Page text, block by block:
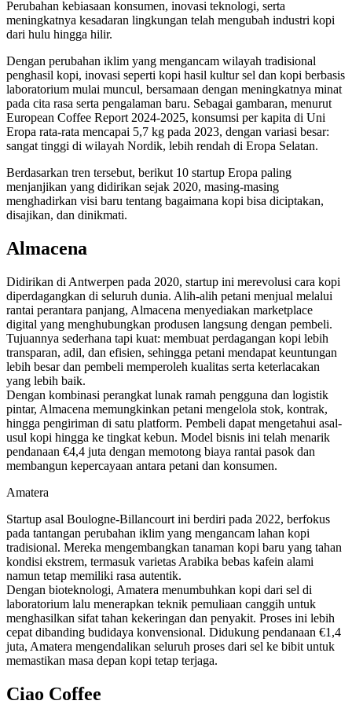
Perubahan kebiasaan konsumen, inovasi teknologi, serta
meningkatnya kesadaran lingkungan telah mengubah industri kopi
dari hulu hingga hilir.
Dengan perubahan iklim yang mengancam wilayah tradisional
penghasil kopi, inovasi seperti kopi hasil kultur sel dan kopi berbasis
laboratorium mulai muncul, bersamaan dengan meningkatnya minat
pada cita rasa serta pengalaman baru. Sebagai gambaran, menurut
European Coffee Report 2024-2025, konsumsi per kapita di Uni
Eropa rata-rata mencapai 5,7 kg pada 2023, dengan variasi besar:
sangat tinggi di wilayah Nordik, lebih rendah di Eropa Selatan.
Berdasarkan tren tersebut, berikut 10 startup Eropa paling
menjanjikan yang didirikan sejak 2020, masing-masing
menghadirkan visi baru tentang bagaimana kopi bisa diciptakan,
disajikan, dan dinikmati.
Almacena
Didirikan di Antwerpen pada 2020, startup ini merevolusi cara kopi
diperdagangkan di seluruh dunia. Alih-alih petani menjual melalui
rantai perantara panjang, Almacena menyediakan marketplace
digital yang menghubungkan produsen langsung dengan pembeli.
Tujuannya sederhana tapi kuat: membuat perdagangan kopi lebih
transparan, adil, dan efisien, sehingga petani mendapat keuntungan
lebih besar dan pembeli memperoleh kualitas serta keterlacakan
yang lebih baik.
Dengan kombinasi perangkat lunak ramah pengguna dan logistik
pintar, Almacena memungkinkan petani mengelola stok, kontrak,
hingga pengiriman di satu platform. Pembeli dapat mengetahui asal-
usul kopi hingga ke tingkat kebun. Model bisnis ini telah menarik
pendanaan €4,4 juta dengan memotong biaya rantai pasok dan
membangun kepercayaan antara petani dan konsumen.
Amatera
Startup asal Boulogne-Billancourt ini berdiri pada 2022, berfokus
pada tantangan perubahan iklim yang mengancam lahan kopi
tradisional. Mereka mengembangkan tanaman kopi baru yang tahan
kondisi ekstrem, termasuk varietas Arabika bebas kafein alami
namun tetap memiliki rasa autentik.
Dengan bioteknologi, Amatera menumbuhkan kopi dari sel di
laboratorium lalu menerapkan teknik pemuliaan canggih untuk
menghasilkan sifat tahan kekeringan dan penyakit. Proses ini lebih
cepat dibanding budidaya konvensional. Didukung pendanaan €1,4
juta, Amatera mengendalikan seluruh proses dari sel ke bibit untuk
memastikan masa depan kopi tetap terjaga.
Ciao Coffee